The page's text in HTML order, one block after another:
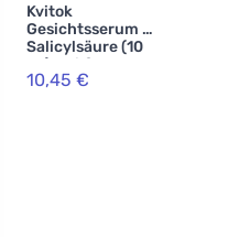
Kvitok
Gesichtsserum -
Salicylsäure (10
ml) - hilft
problematischer
10,45 €